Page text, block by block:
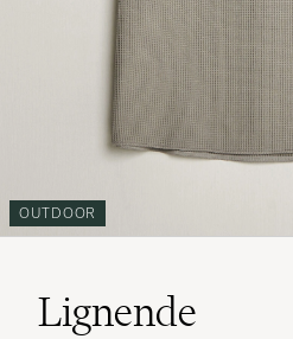
OUTDOOR
Lignende